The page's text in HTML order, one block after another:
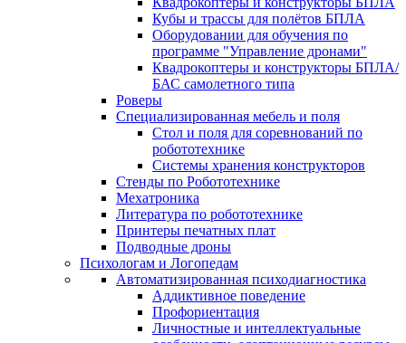
Кубы и трассы для полётов БПЛА
Оборудовании для обучения по
программе "Управление дронами"
Квадрокоптеры и конструкторы БПЛА/
БАС самолетного типа
Роверы
Специализированная мебель и поля
Стол и поля для соревнований по
робототехнике
Системы хранения конструкторов
Стенды по Робототехнике
Мехатроника
Литература по робототехнике
Принтеры печатных плат
Подводные дроны
Психологам и Логопедам
Автоматизированная психодиагностика
Аддиктивное поведение
Профориентация
Личностные и интеллектуальные